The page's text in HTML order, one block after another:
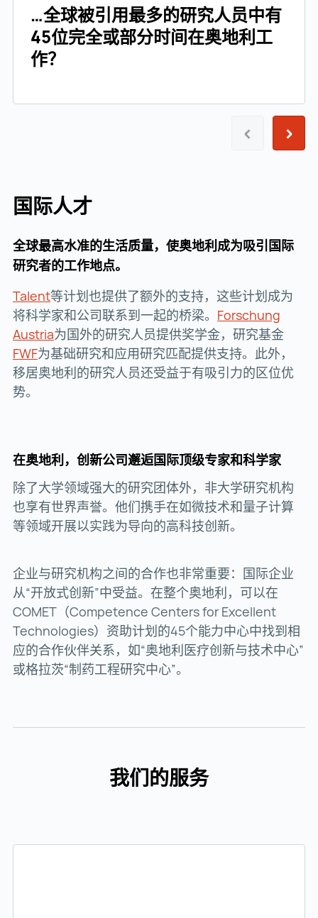
…全球被引用最多的研究人员中有
45位完全或部分时间在奥地利工
作？
上一个 下一
国际人才
全球最高水准的生活质量，使奥地利成为吸引国际
研究者的工作地点。
TalentTalent ()
等计划也提供了额外的支持，这些计划成为
将科学家和公司联系到一起的桥梁。 Forschung
AustriaForschung Austria ()
为国外的研究人员提供奖学金，研究基金
FWFFWF ()
为基础研究和应用研究匹配提供支持。此外，
移居奥地利的研究人员还受益于有吸引力的区位优
势。
在奥地利，创新公司邂逅国际顶级专家和科学家
除了大学领域强大的研究团体外，非大学研究机构
也享有世界声誉。他们携手在如微技术和量子计算
等领域开展以实践为导向的高科技创新。
企业与研究机构之间的合作也非常重要：国际企业
从“开放式创新”中受益。在整个奥地利，可以在
COMET（Competence Centers for Excellent
Technologies）资助计划的45个能力中心中找到相
应的合作伙伴关系，如“奥地利医疗创新与技术中心”
或格拉茨“制药工程研究中心”。
我们的服务